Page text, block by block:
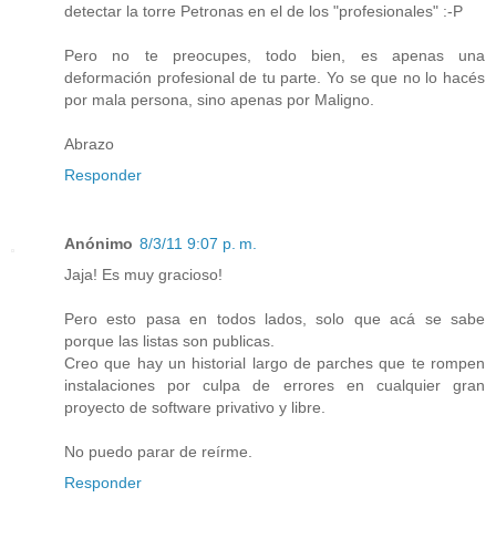
detectar la torre Petronas en el de los "profesionales" :-P
Pero no te preocupes, todo bien, es apenas una
deformación profesional de tu parte. Yo se que no lo hacés
por mala persona, sino apenas por Maligno.
Abrazo
Responder
Anónimo 8/3/11 9:07 p. m.
Jaja! Es muy gracioso!
Pero esto pasa en todos lados, solo que acá se sabe
porque las listas son publicas.
Creo que hay un historial largo de parches que te rompen
instalaciones por culpa de errores en cualquier gran
proyecto de software privativo y libre.
No puedo parar de reírme.
Responder